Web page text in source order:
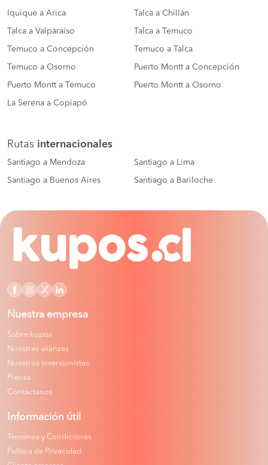
Iquique a Arica Talca a Chillán
Talca a Valparaíso Talca a Temuco
Temuco a Concepción Temuco a Talca
Temuco a Osorno Puerto Montt a Concepción
Puerto Montt a Temuco Puerto Montt a Osorno
La Serena a Copiapó
Rutas internacionales
Santiago a Mendoza Santiago a Lima
Santiago a Buenos Aires Santiago a Bariloche
Nuestra empresa
Sobre kupos
Nuestras alianzas
Nuestros inversionistas
Prensa
Contáctanos
Información útil
Términos y Condiciones
Política de Privacidad